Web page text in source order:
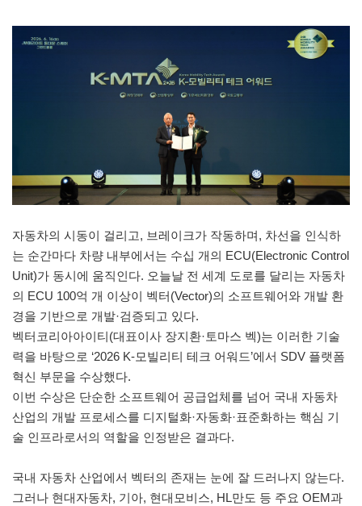
자동차의 시동이 걸리고, 브레이크가 작동하며, 차선을 인식하
는 순간마다 차량 내부에서는 수십 개의 ECU(Electronic Control
Unit)가 동시에 움직인다. 오늘날 전 세계 도로를 달리는 자동차
의 ECU 100억 개 이상이 벡터(Vector)의 소프트웨어와 개발 환
경을 기반으로 개발·검증되고 있다.
벡터코리아아이티(대표이사 장지환·토마스 벡)는 이러한 기술
력을 바탕으로 ‘2026 K-모빌리티 테크 어워드’에서 SDV 플랫폼
혁신 부문을 수상했다.
이번 수상은 단순한 소프트웨어 공급업체를 넘어 국내 자동차
산업의 개발 프로세스를 디지털화·자동화·표준화하는 핵심 기
술 인프라로서의 역할을 인정받은 결과다.
국내 자동차 산업에서 벡터의 존재는 눈에 잘 드러나지 않는다.
그러나 현대자동차, 기아, 현대모비스, HL만도 등 주요 OEM과